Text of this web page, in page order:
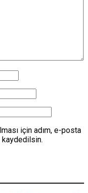
için adım, e-posta
kaydedilsin.